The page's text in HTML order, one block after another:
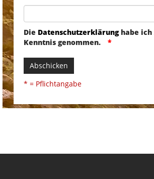
Die Datenschutzerklärunghabe ich
Kenntnis genommen.
Abschicken
* = Pflichtangabe